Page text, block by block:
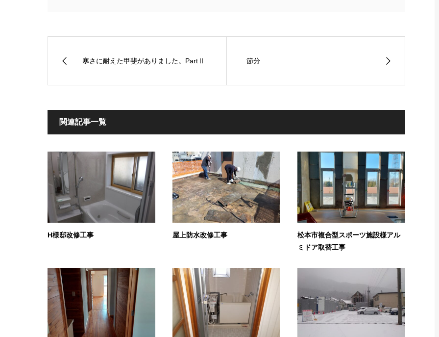
寒さに耐えた甲斐がありました。PartⅡ 節分
関連記事一覧
H様邸改修工事 屋上防水改修工事
松本市複合型スポーツ施設様アル
ミドア取替工事